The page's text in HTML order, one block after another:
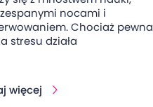
nocami i
Chociaż pewna
stresu działa
więcej